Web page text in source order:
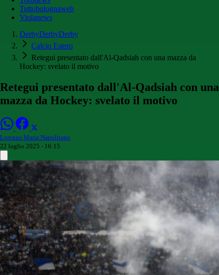
Tuttobolognaweb
Violanews
DerbyDerbyDerby
Calcio Estero
Retegui presentato dall'Al-Qadsiah con una mazza da
Hockey: svelato il motivo
Retegui presentato dall'Al-Qadsiah con una
mazza da Hockey: svelato il motivo
Lorenzo Maria Napolitano
22 luglio 2025 - 16:15